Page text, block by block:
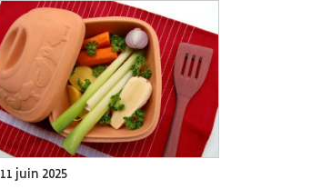
11 juin 2025